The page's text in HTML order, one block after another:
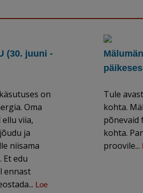
(30. juuni -
on
Oma
viia,
ja
niisama
edu
ennast
Loe
Tule
kohta.
põnevaid
kohta.
proovile...